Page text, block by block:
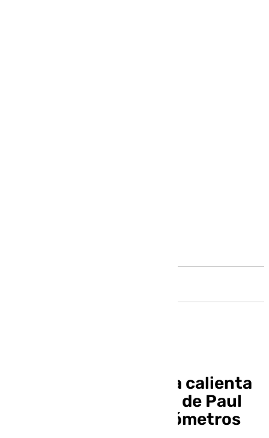
La Maratón de Málaga calienta
motores con el debut de Paul
Chelimo en los 42 kilómetros